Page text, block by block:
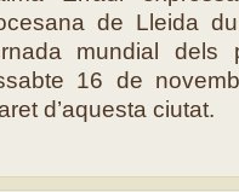
de Lleida
mundial
16 de
d’aquesta ciutat.